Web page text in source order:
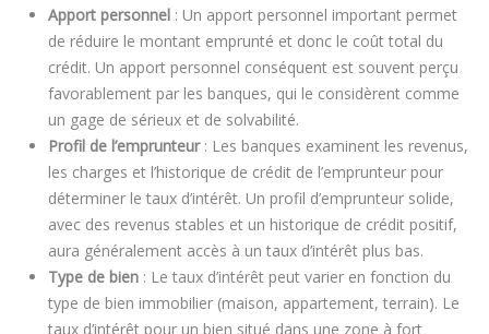
Apport personnel : Un apport personnel important permet
de réduire le montant emprunté et donc le coût total du
crédit. Un apport personnel conséquent est souvent perçu
favorablement par les banques, qui le considèrent comme
un gage de sérieux et de solvabilité.
Profil de l’emprunteur : Les banques examinent les revenus,
les charges et l’historique de crédit de l’emprunteur pour
déterminer le taux d’intérêt. Un profil d’emprunteur solide,
avec des revenus stables et un historique de crédit positif,
aura généralement accès à un taux d’intérêt plus bas.
Type de bien : Le taux d’intérêt peut varier en fonction du
type de bien immobilier (maison, appartement, terrain). Le
taux d’intérêt pour un bien situé dans une zone à fort